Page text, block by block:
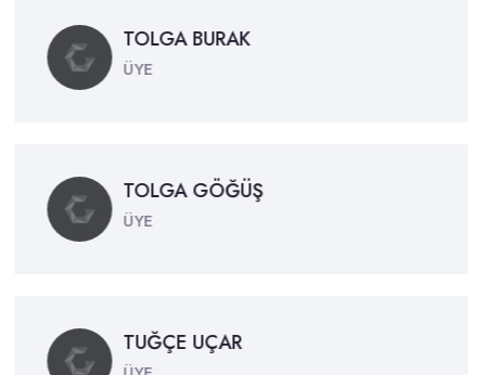
TOLGA BURAK
ÜYE
TOLGA GÖĞÜŞ
ÜYE
TUĞÇE UÇAR